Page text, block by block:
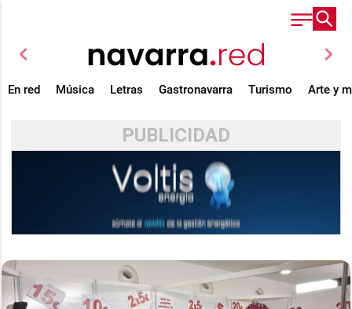
chevron_left chevron_right
En red Música Letras Gastronavarra Turismo Arte y
PUBLICIDAD